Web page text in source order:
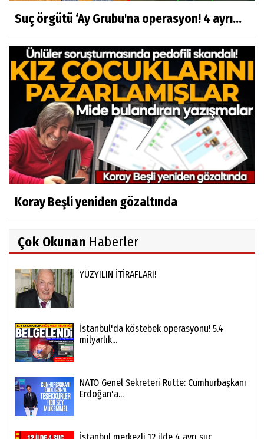
Suç örgütü ‘Ay Grubu'na operasyon! 4 ayrı...
Koray Beşli yeniden gözaltında
Çok Okunan Haberler
YÜZYILIN İTİRAFLARI!
İstanbul'da köstebek operasyonu! 5.4
milyarlık...
NATO Genel Sekreteri Rutte: Cumhurbaşkanı
Erdoğan'a...